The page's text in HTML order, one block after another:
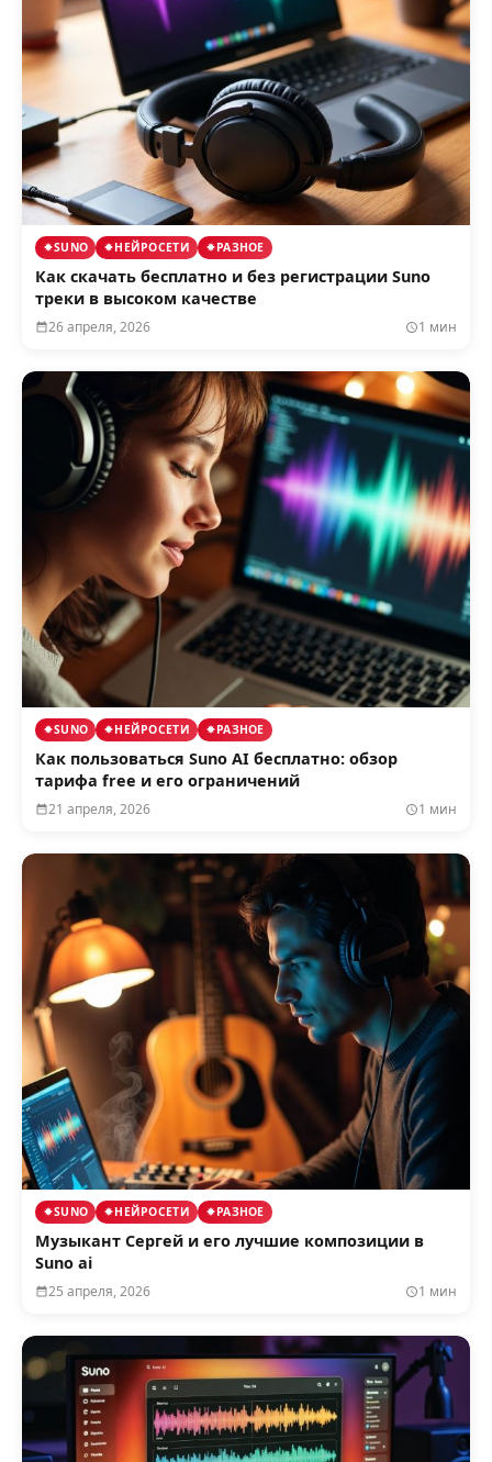
SUNO НЕЙРОСЕТИ РАЗНОЕ
Как скачать бесплатно и без регистрации Suno
треки в высоком качестве
26 апреля, 2026 1 мин
SUNO НЕЙРОСЕТИ РАЗНОЕ
Как пользоваться Suno AI бесплатно: обзор
тарифа free и его ограничений
21 апреля, 2026 1 мин
SUNO НЕЙРОСЕТИ РАЗНОЕ
Музыкант Сергей и его лучшие композиции в
Suno ai
25 апреля, 2026 1 мин